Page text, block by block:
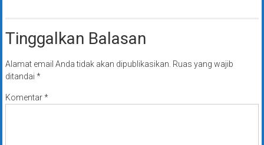
Tinggalkan Balasan
Alamat email Anda tidak akan dipublikasikan. Ruas yang wajib
ditandai *
Komentar*